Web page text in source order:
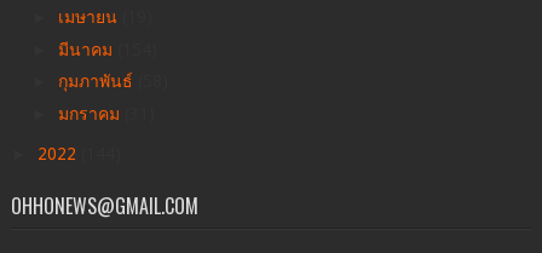
เมษายน
มีนาคม
กุมภาพันธ์
มกราคม
2022
OHHONEWS@GMAIL.COM